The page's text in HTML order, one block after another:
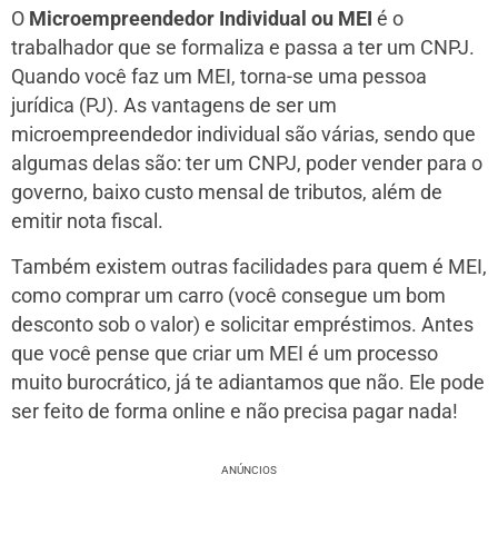
O Microempreendedor Individual ou MEI é o
trabalhador que se formaliza e passa a ter um CNPJ.
Quando você faz um MEI, torna-se uma pessoa
jurídica (PJ). As vantagens de ser um
microempreendedor individual são várias, sendo que
algumas delas são: ter um CNPJ, poder vender para o
governo, baixo custo mensal de tributos, além de
emitir nota fiscal.
Também existem outras facilidades para quem é MEI,
como comprar um carro (você consegue um bom
desconto sob o valor) e solicitar empréstimos. Antes
que você pense que criar um MEI é um processo
muito burocrático, já te adiantamos que não. Ele pode
ser feito de forma online e não precisa pagar nada!
ANÚNCIOS